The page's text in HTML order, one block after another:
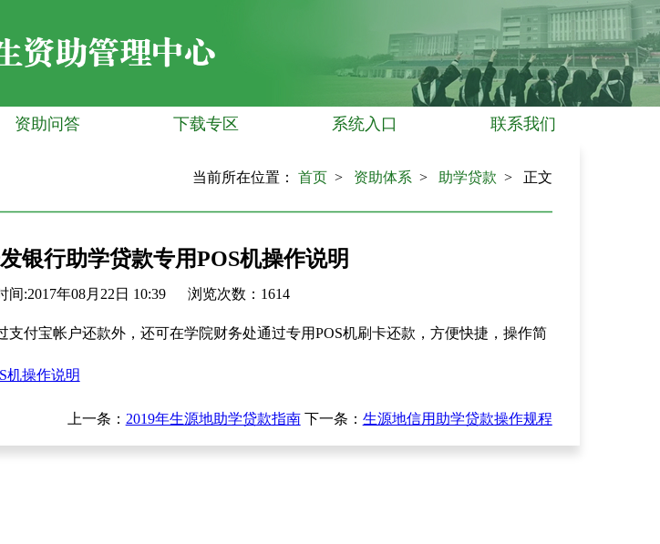
资助问答 下载专区 系统入口 联系我们
当前所在位置： 首页> 资助体系 > 助学贷款 > 正文
银行助学贷款专用POS机操作说明
间:2017年08月22日 10:39 浏览次数： 1614
付宝帐户还款外，还可在学院财务处通过专用POS机刷卡还款，方便快捷，操作简
机操作说明
上一条： 2019年生源地助学贷款指南下一条： 生源地信用助学贷款操作规程